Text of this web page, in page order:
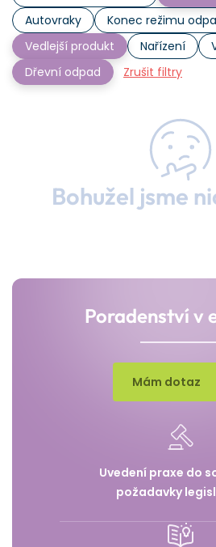
Autovraky
Konec režimu
Vedlejší produkt
Nařízení
Dřevní odpad
Zrušit filtry
Bohužel jsme
Poradenství v
Mám dotaz
Uvedení praxe do
požadavky